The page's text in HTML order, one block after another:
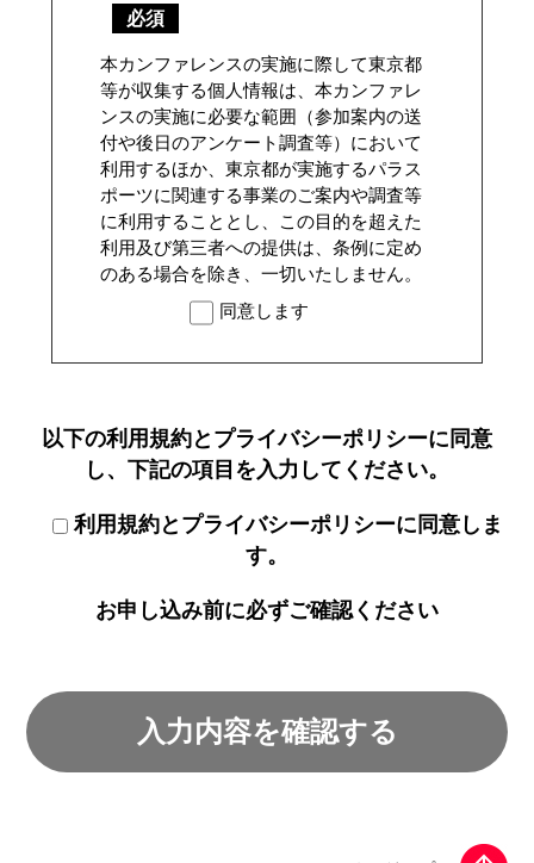
必須
本カンファレンスの実施に際して東京都
等が収集する個人情報は、本カンファレ
ンスの実施に必要な範囲（参加案内の送
付や後日のアンケート調査等）において
利用するほか、東京都が実施するパラス
ポーツに関連する事業のご案内や調査等
に利用することとし、この目的を超えた
利用及び第三者への提供は、条例に定め
のある場合を除き、一切いたしません。
同意します
以下の利用規約とプライバシーポリシーに同意
し、下記の項目を入力してください。
利用規約と プライバシーポリシーに同意しま
す。
お申し込み前に必ずご確認ください